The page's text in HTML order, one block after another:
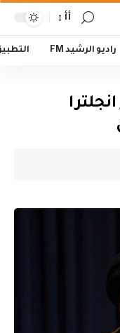
أأ
راديو الرشيد FM